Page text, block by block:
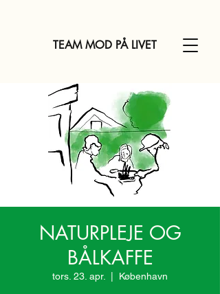
TEAM MOD PÅ LIVET
NATURPLEJE OG
BÅLKAFFE
tors. 23. apr. København